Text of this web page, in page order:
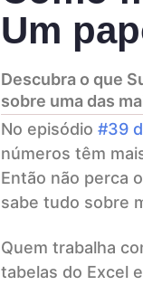
Um
Descubra o que
sobre uma das
No episódio #39
números têm
Então não perca
sabe tudo sobre
Quem trabalha
tabelas do Excel